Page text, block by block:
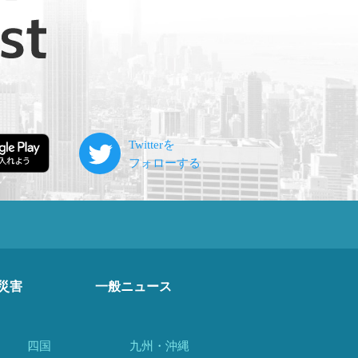
害 一般ニュース
四国 九州・沖縄